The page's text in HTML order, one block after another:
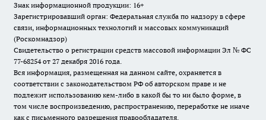
Знак информационной продукции: 16+
Зарегистрировавший орган: Федеральная служба по надзору в сфере
связи, информационных технологий и массовых коммуникаций
(Роскомнадзор)
Свидетельство о регистрации средств массовой информации Эл № ФС
77-68254 от 27 декабря 2016 года.
Вся информация, размещенная на данном сайте, охраняется в
соответствии с законодательством РФ об авторском праве и не
подлежит использованию кем-либо в какой бы то ни было форме, в
том числе воспроизведению, распространению, переработке не иначе
как с письменного разрешения правообладателя.